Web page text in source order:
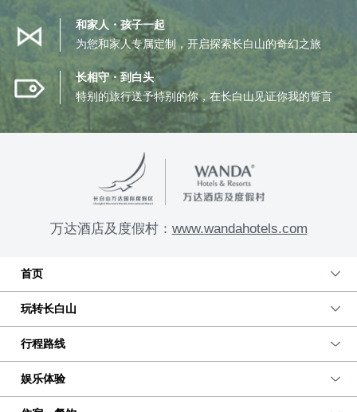
和家人・孩子一起
为您和家人专属定制，开启探索长白山的奇幻之旅
长相守・到白头
特别的旅行送予特别的你，在长白山见证你我的誓言
万达酒店及度假村： www.wandahotels.com
首页
玩转长白山
行程路线
娱乐体验